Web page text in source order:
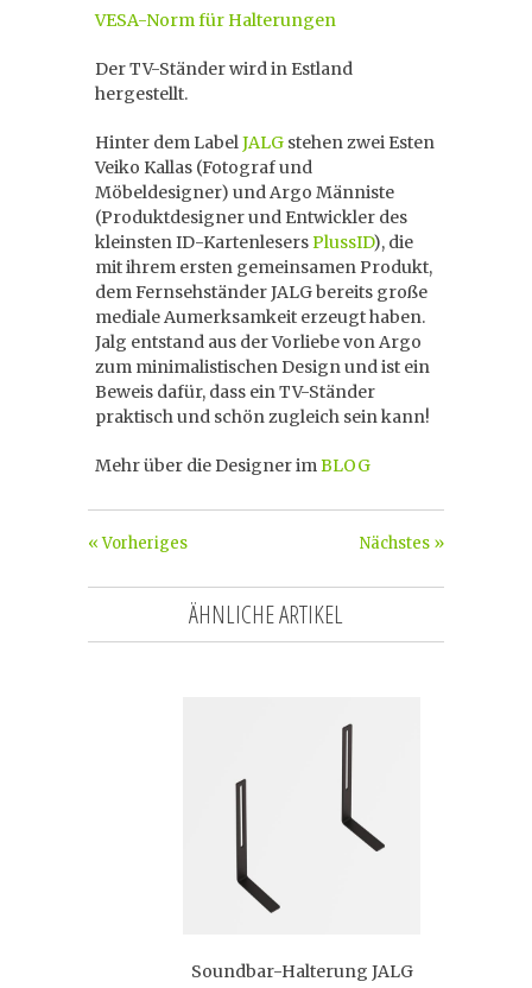
VESA-Norm für Halterungen
Der TV-Ständer wird in Estland
hergestellt.
Hinter dem LabelJALG stehen zwei Esten
Veiko Kallas (Fotograf und
Möbeldesigner) und Argo Männiste
(Produktdesigner und Entwickler des
kleinsten ID-KartenlesersPlussID), die
mit ihrem ersten gemeinsamen Produkt,
dem Fernsehständer JALG bereits große
mediale Aumerksamkeit erzeugt haben.
Jalg entstand aus der Vorliebe von Argo
zum minimalistischen Design und ist ein
Beweis dafür, dass ein TV-Ständer
praktisch und schön zugleich sein kann!
Mehr über die Designer imBLOG
Nächstes »
« Vorheriges
ÄHNLICHE ARTIKEL
Soundbar-Halterung JALG